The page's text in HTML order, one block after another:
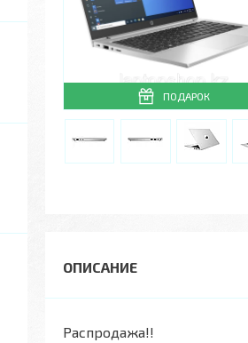
ПОДАРОК
Распродажа!!